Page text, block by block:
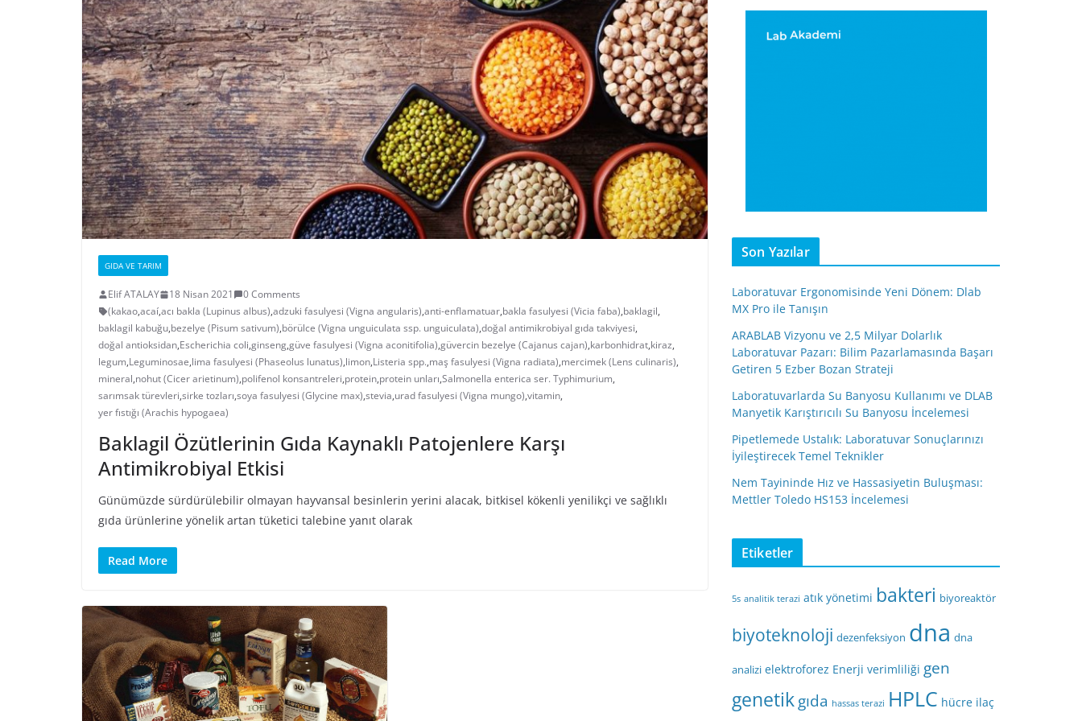
GIDA VE TARIM
Elif ATALAY 18 Nisan 2021
0 Comments
(kakao,acaí,acı bakla (Lupinus albus),adzuki fasulyesi (Vigna angularis),anti-enflamatuar,bakla fasulyesi (Vicia faba),baklagil,
baklagil kabuğu,bezelye (Pisum sativum),börülce (Vigna unguiculata ssp. unguiculata),doğal antimikrobiyal gıda takviyesi,
doğal antioksidan,Escherichia coli,ginseng,güve fasulyesi (Vigna aconitifolia),güvercin bezelye (Cajanus cajan),karbonhidrat,kiraz,
legum,Leguminosae,lima fasulyesi (Phaseolus lunatus),limon,Listeria spp.,maş fasulyesi (Vigna radiata),mercimek (Lens culinaris),
mineral,nohut (Cicer arietinum),polifenol konsantreleri,protein,protein unları,Salmonella enterica ser. Typhimurium,
sarımsak türevleri,sirke tozları,soya fasulyesi (Glycine max),stevia,urad fasulyesi (Vigna mungo),vitamin,
yer fıstığı (Arachis hypogaea)
Baklagil Özütlerinin Gıda Kaynaklı Patojenlere Karşı
Antimikrobiyal Etkisi
Günümüzde sürdürülebilir olmayan hayvansal besinlerin yerini alacak, bitkisel kökenli yenilikçi ve sağlıklı
gıda ürünlerine yönelik artan tüketici talebine yanıt olarak
Read More
Son Yazılar
Laboratuvar Ergonomisinde Yeni Dönem: Dlab
MX Pro ile Tanışın
ARABLAB Vizyonu ve 2,5 Milyar Dolarlık
Laboratuvar Pazarı: Bilim Pazarlamasında Başarı
Getiren 5 Ezber Bozan Strateji
Laboratuvarlarda Su Banyosu Kullanımı ve DLAB
Manyetik Karıştırıcılı Su Banyosu İncelemesi
Pipetlemede Ustalık: Laboratuvar Sonuçlarınızı
İyileştirecek Temel Teknikler
Nem Tayininde Hız ve Hassasiyetin Buluşması:
Mettler Toledo HS153 İncelemesi
Etiketler
5s analitik terazi atık yönetimi bakteri biyoreaktör
biyoteknoloji dezenfeksiyon dna dna
analizi elektroforez Enerji verimliliği gen
genetikgıda hassas terazi HPLC hücre ilaç